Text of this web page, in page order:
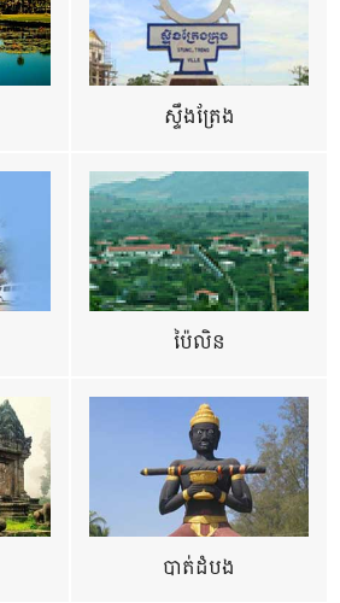
ស្ទឹងត្រែង
ប៉ៃលិន
បាត់ដំបង